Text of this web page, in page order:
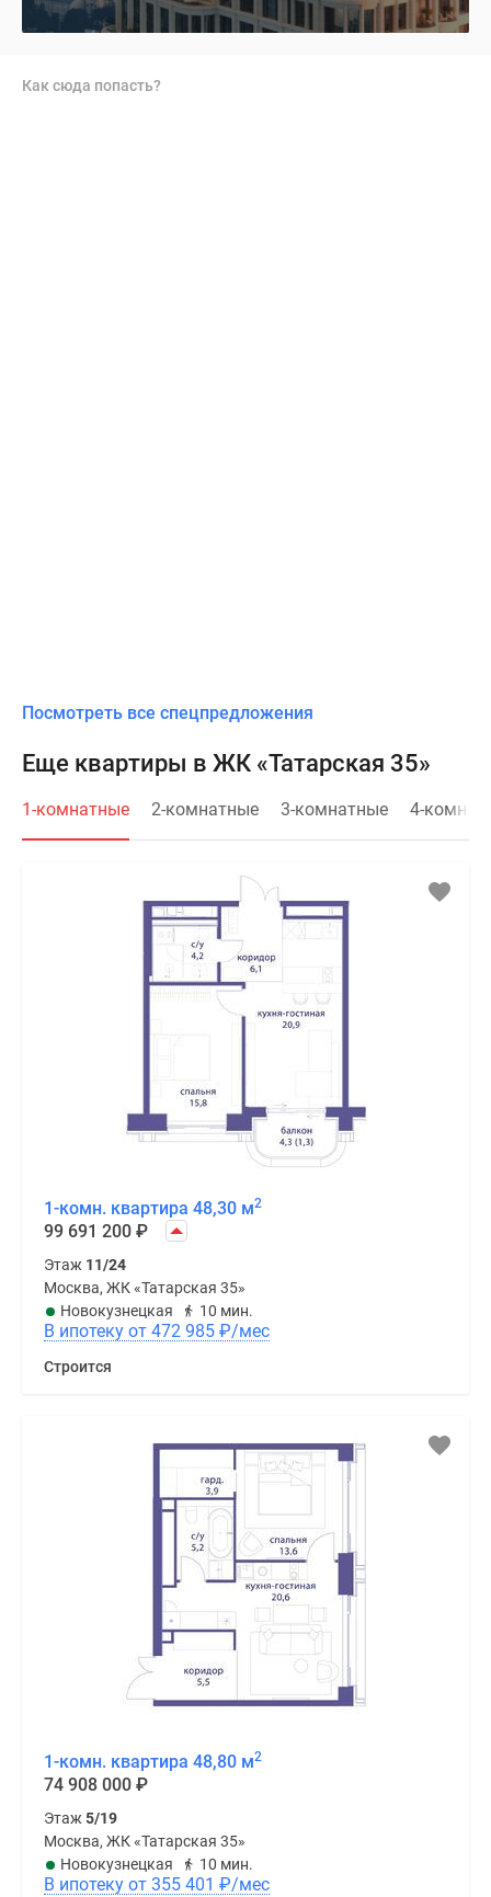
Как сюда попасть?
Посмотреть все спецпредложения
Еще квартиры в ЖК «Татарская 35»
1-комнатные 2-комнатные 3-комнатные 4-
1-комн. квартира 48,30 м2
99 691 200 ₽
Этаж 11/24
Москва, ЖК «Татарская 35»
Новокузнецкая
10 мин.
В ипотеку от 472 985 ₽/мес
Строится
1-комн. квартира 48,80 м2
74 908 000 ₽
Этаж5/19
Москва, ЖК «Татарская 35»
Новокузнецкая
10 мин.
В ипотеку от 355 401 ₽/мес